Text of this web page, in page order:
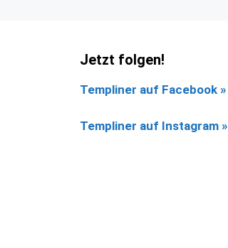
Jetzt folgen!
Templiner auf Facebook »
Templiner auf Instagram »